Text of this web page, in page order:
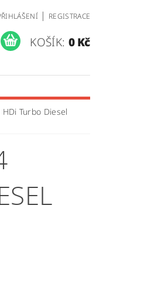
| REGISTRACE
KOŠÍK: 0 Kč
Turbo Diesel